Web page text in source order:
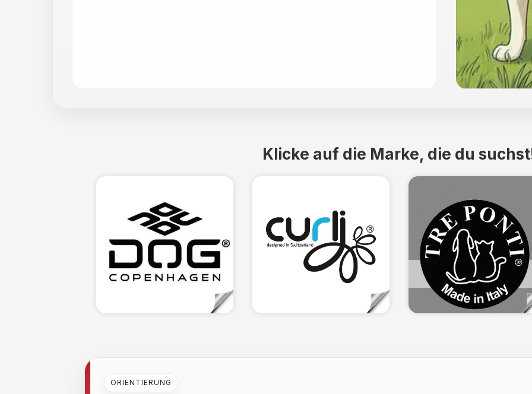
Klicke auf die Marke, die du
ORIENTIERUNG